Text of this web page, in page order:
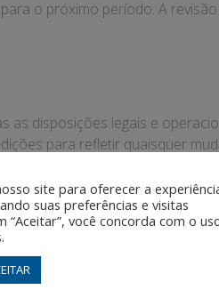
o próximo período. A
disposições legais e
para refletir quaisquer
de contratos. O
de melhoria e ajustar a
site para oferecer a
suas preferências e visitas
“Aceitar”, você concorda com o